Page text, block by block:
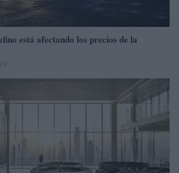
está afectando los precios de la